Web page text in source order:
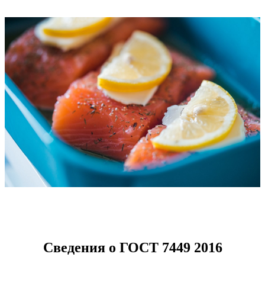
Сведения о ГОСТ 7449 2016